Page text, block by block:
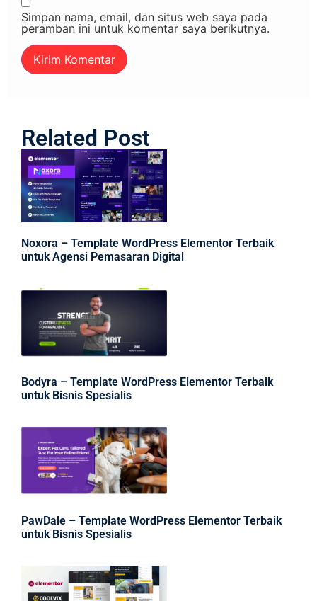
Simpan nama, email, dan situs web saya pada
peramban ini untuk komentar saya berikutnya.
Related Post
Noxora – Template WordPress Elementor Terbaik
untuk Agensi Pemasaran Digital
Bodyra – Template WordPress Elementor Terbaik
untuk Bisnis Spesialis
PawDale – Template WordPress Elementor Terbaik
untuk Bisnis Spesialis